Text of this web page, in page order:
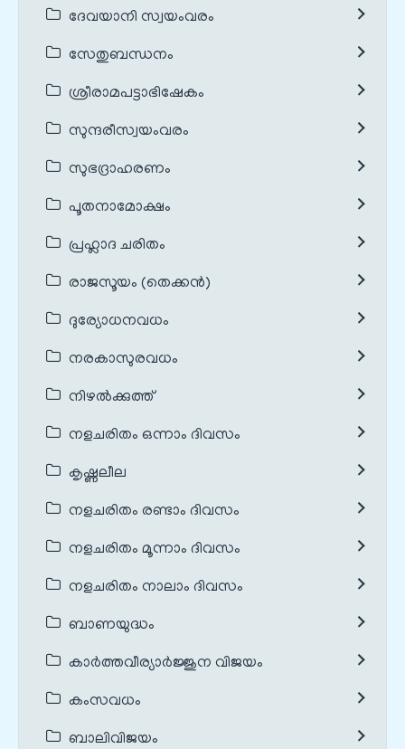
ദേവയാനി സ്വയംവരം
സേതുബന്ധനം
ശ്രീരാമപട്ടാഭിഷേകം
സുന്ദരീസ്വയംവരം
സുഭദ്രാഹരണം
പൂതനാമോക്ഷം
പ്രഹ്ലാദ ചരിതം
രാജസൂയം (തെക്കൻ)
ദുര്യോധനവധം
നരകാസുരവധം
നിഴൽക്കുത്ത്
നളചരിതം ഒന്നാം ദിവസം
കൃഷ്ണലീല
നളചരിതം രണ്ടാം ദിവസം
നളചരിതം മൂന്നാം ദിവസം
നളചരിതം നാലാം ദിവസം
ബാണയുദ്ധം
കാർത്തവീര്യാർജ്ജുന വിജയം
കംസവധം
ബാലിവിജയം